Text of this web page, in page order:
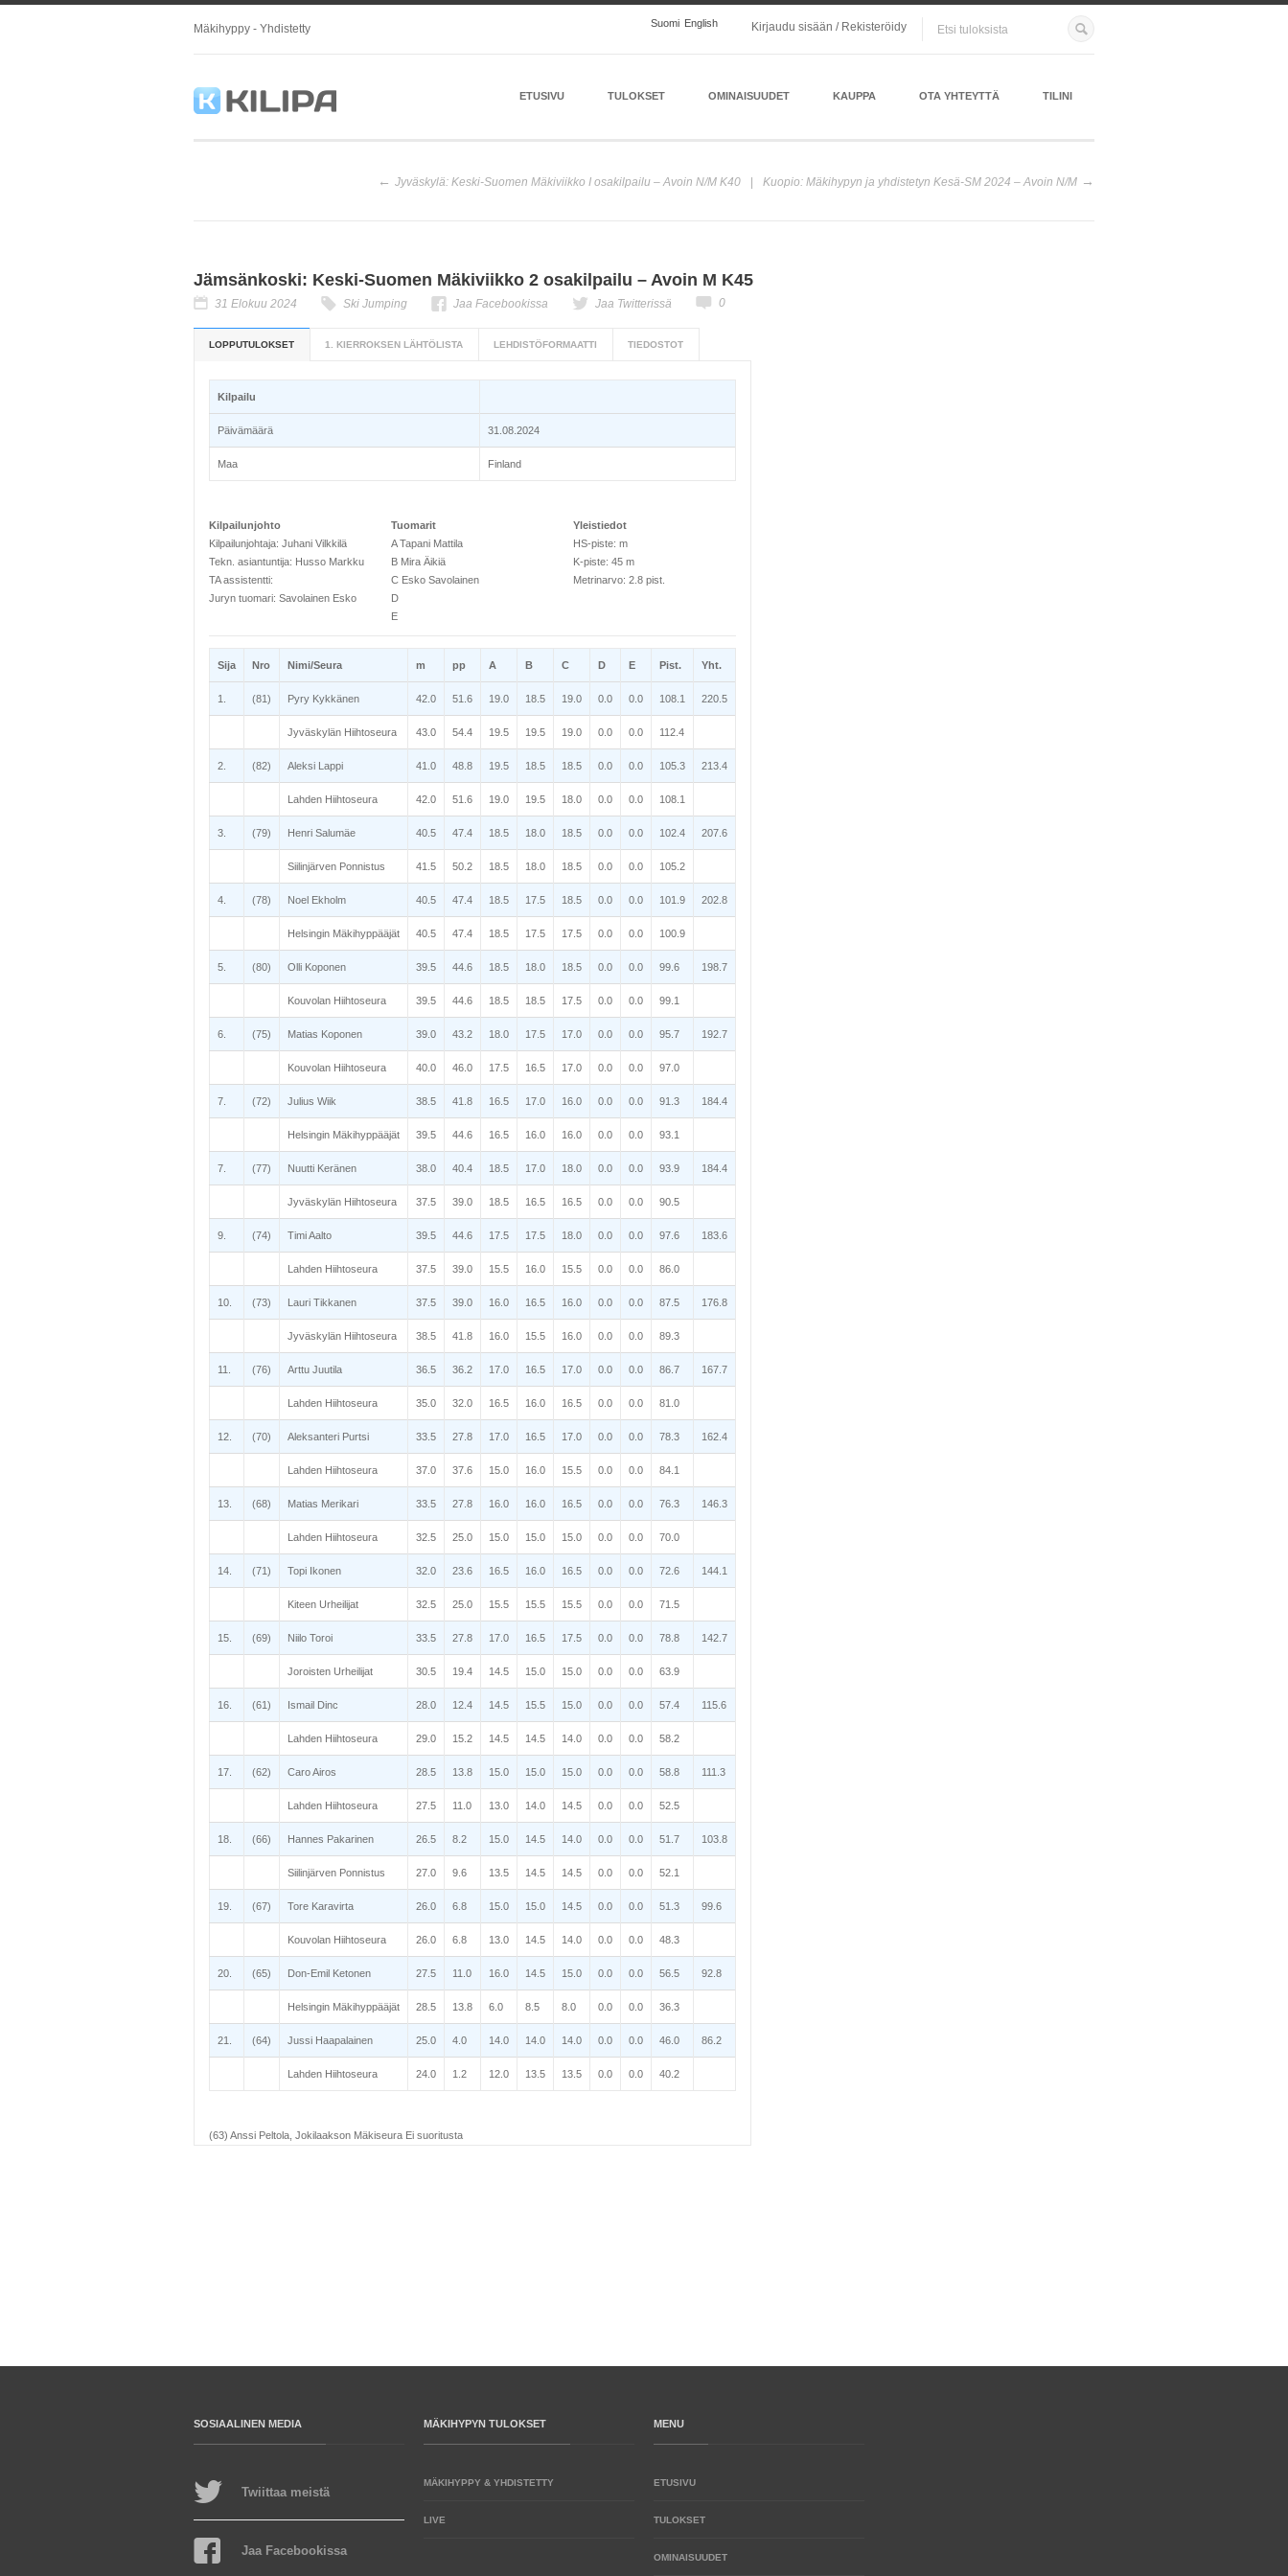
Mäkihyppy - Yhdistetty Suomi English Kirjaudu sisään / Rekisteröidy
ETUSIVU TULOKSET OMINAISUUDET KAUPPA OTA YHTEYTTÄ TILINI
Jyväskylä: Keski-Suomen Mäkiviikko I osakilpailu – Avoin N/M K40 Kuopio: Mäkihypyn ja yhdistetyn Kesä-SM 2024 – Avoin N/M
Jämsänkoski: Keski-Suomen Mäkiviikko 2 osakilpailu – Avoin M K45
31 Elokuu 2024 Ski Jumping Jaa Facebookissa Jaa Twitterissä 0
LOPPUTULOKSET 1. KIERROKSEN LÄHTÖLISTA LEHDISTÖFORMAATTI TIEDOSTOT
Kilpailu
Päivämäärä 31.08.2024
Maa Finland
Kilpailunjohto
Kilpailunjohtaja: Juhani Vilkkilä
Tekn. asiantuntija: Husso Markku
TA assistentti:
Juryn tuomari: Savolainen Esko
Tuomarit
A Tapani Mattila
B Mira Äikiä
C Esko Savolainen
D
E
Yleistiedot
HS-piste: m
K-piste: 45 m
Metrinarvo: 2.8 pist.
Sija Nro Nimi/Seura m pp A B C D E Pist. Yht.
1. (81) Pyry Kykkänen 42.0 51.6 19.0 18.5 19.0 0.0 0.0 108.1 220.5
Jyväskylän Hiihtoseura 43.0 54.4 19.5 19.5 19.0 0.0 0.0 112.4
2. (82) Aleksi Lappi 41.0 48.8 19.5 18.5 18.5 0.0 0.0 105.3 213.4
Lahden Hiihtoseura 42.0 51.6 19.0 19.5 18.0 0.0 0.0 108.1
3. (79) Henri Salumäe 40.5 47.4 18.5 18.0 18.5 0.0 0.0 102.4 207.6
Siilinjärven Ponnistus 41.5 50.2 18.5 18.0 18.5 0.0 0.0 105.2
4. (78) Noel Ekholm 40.5 47.4 18.5 17.5 18.5 0.0 0.0 101.9 202.8
Helsingin Mäkihyppääjät 40.5 47.4 18.5 17.5 17.5 0.0 0.0 100.9
5. (80) Olli Koponen 39.5 44.6 18.5 18.0 18.5 0.0 0.0 99.6 198.7
Kouvolan Hiihtoseura 39.5 44.6 18.5 18.5 17.5 0.0 0.0 99.1
6. (75) Matias Koponen 39.0 43.2 18.0 17.5 17.0 0.0 0.0 95.7 192.7
Kouvolan Hiihtoseura 40.0 46.0 17.5 16.5 17.0 0.0 0.0 97.0
7. (72) Julius Wiik 38.5 41.8 16.5 17.0 16.0 0.0 0.0 91.3 184.4
Helsingin Mäkihyppääjät 39.5 44.6 16.5 16.0 16.0 0.0 0.0 93.1
7. (77) Nuutti Keränen 38.0 40.4 18.5 17.0 18.0 0.0 0.0 93.9 184.4
Jyväskylän Hiihtoseura 37.5 39.0 18.5 16.5 16.5 0.0 0.0 90.5
9. (74) Timi Aalto 39.5 44.6 17.5 17.5 18.0 0.0 0.0 97.6 183.6
Lahden Hiihtoseura 37.5 39.0 15.5 16.0 15.5 0.0 0.0 86.0
10. (73) Lauri Tikkanen 37.5 39.0 16.0 16.5 16.0 0.0 0.0 87.5 176.8
Jyväskylän Hiihtoseura 38.5 41.8 16.0 15.5 16.0 0.0 0.0 89.3
11. (76) Arttu Juutila 36.5 36.2 17.0 16.5 17.0 0.0 0.0 86.7 167.7
Lahden Hiihtoseura 35.0 32.0 16.5 16.0 16.5 0.0 0.0 81.0
12. (70) Aleksanteri Purtsi 33.5 27.8 17.0 16.5 17.0 0.0 0.0 78.3 162.4
Lahden Hiihtoseura 37.0 37.6 15.0 16.0 15.5 0.0 0.0 84.1
13. (68) Matias Merikari 33.5 27.8 16.0 16.0 16.5 0.0 0.0 76.3 146.3
Lahden Hiihtoseura 32.5 25.0 15.0 15.0 15.0 0.0 0.0 70.0
14. (71) Topi Ikonen 32.0 23.6 16.5 16.0 16.5 0.0 0.0 72.6 144.1
Kiteen Urheilijat 32.5 25.0 15.5 15.5 15.5 0.0 0.0 71.5
15. (69) Niilo Toroi 33.5 27.8 17.0 16.5 17.5 0.0 0.0 78.8 142.7
Joroisten Urheilijat 30.5 19.4 14.5 15.0 15.0 0.0 0.0 63.9
16. (61) Ismail Dinc 28.0 12.4 14.5 15.5 15.0 0.0 0.0 57.4 115.6
Lahden Hiihtoseura 29.0 15.2 14.5 14.5 14.0 0.0 0.0 58.2
17. (62) Caro Airos 28.5 13.8 15.0 15.0 15.0 0.0 0.0 58.8 111.3
Lahden Hiihtoseura 27.5 11.0 13.0 14.0 14.5 0.0 0.0 52.5
18. (66) Hannes Pakarinen 26.5 8.2 15.0 14.5 14.0 0.0 0.0 51.7 103.8
Siilinjärven Ponnistus 27.0 9.6 13.5 14.5 14.5 0.0 0.0 52.1
19. (67) Tore Karavirta 26.0 6.8 15.0 15.0 14.5 0.0 0.0 51.3 99.6
Kouvolan Hiihtoseura 26.0 6.8 13.0 14.5 14.0 0.0 0.0 48.3
20. (65) Don-Emil Ketonen 27.5 11.0 16.0 14.5 15.0 0.0 0.0 56.5 92.8
Helsingin Mäkihyppääjät 28.5 13.8 6.0 8.5 8.0 0.0 0.0 36.3
21. (64) Jussi Haapalainen 25.0 4.0 14.0 14.0 14.0 0.0 0.0 46.0 86.2
Lahden Hiihtoseura 24.0 1.2 12.0 13.5 13.5 0.0 0.0 40.2
(63) Anssi Peltola, Jokilaakson Mäkiseura Ei suoritusta
SOSIAALINEN MEDIA
Twiittaa meistä
Jaa Facebookissa
MÄKIHYPYN TULOKSET
MÄKIHYPPY & YHDISTETTY
LIVE
MENU
ETUSIVU
TULOKSET
OMINAISUUDET